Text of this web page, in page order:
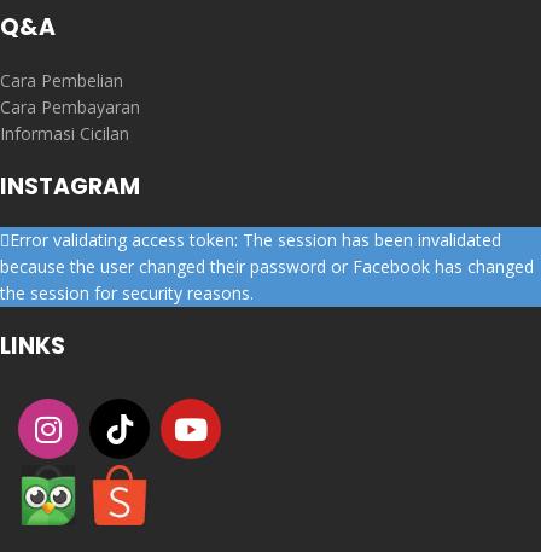
Q&A
Cara Pembelian
Cara Pembayaran
Informasi Cicilan
INSTAGRAM
Error validating access token: The session has been invalidated
because the user changed their password or Facebook has changed
the session for security reasons.
LINKS